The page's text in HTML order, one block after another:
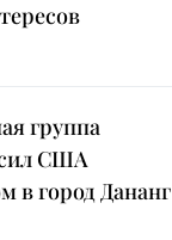
группа
США
в город Дананг